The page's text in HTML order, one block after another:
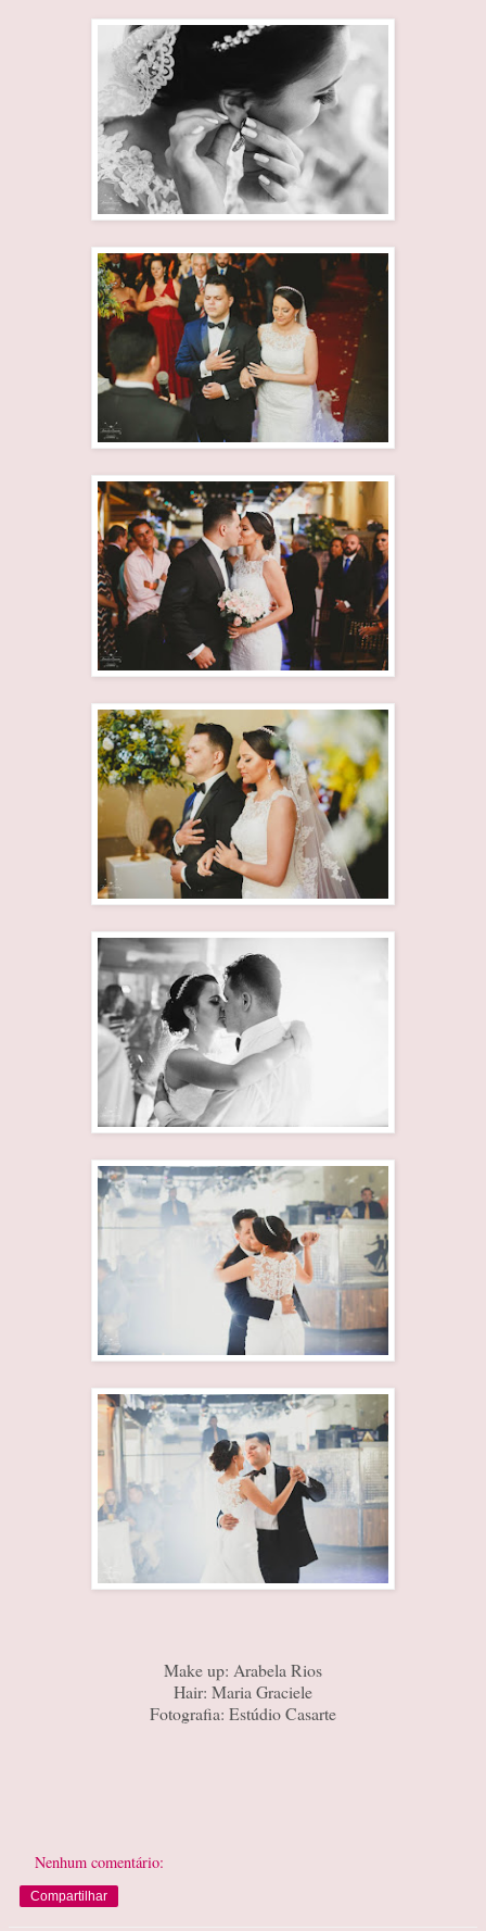
Make up: Arabela Rios
Hair: Maria Graciele
Fotografia: Estúdio Casarte
Nenhum comentário:
Compartilhar